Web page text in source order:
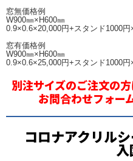
窓無価格例
W900㎜×H600㎜
0.9×0.6×20,000円+スタンド1000円
窓有価格例
W900㎜×H600㎜
0.9×0.6×25,000円+スタンド1000円
別注サイズのご注文の
お問合わせフォー
コロナアクリル